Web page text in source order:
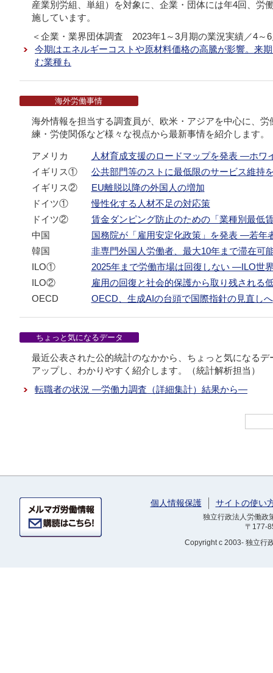
産業別労組、単組）を対象に、企業・団体には年4回、労
施しています。
＜企業・業界団体調査 2023年1～3月期の業況実績／4～
今期はエネルギーコストや原材料価格の高騰が影響。来
む業種も
海外労働事情
海外情報を担当する調査員が、欧米・アジアを中心に、
練・労使関係など様々な視点から最新事情を紹介します。
アメリカ
人材育成支援のロードマップを発表 ―ホワ
イギリス①
公共部門等のストに最低限のサービス維持
イギリス②
EU離脱以降の外国人の増加
ドイツ①
慢性化する人材不足の対応策
ドイツ②
賃金ダンピング防止のための「業種別最低
中国
国務院が「雇用安定化政策」を発表 ―若年
韓国
非専門外国人労働者、最大10年まで滞在可
ILO①
2025年まで労働市場は回復しない ―ILO世
ILO②
雇用の回復と社会的保護から取り残される
OECD
OECD、生成AIの台頭で国際指針の見直しへ
ちょっと気になるデータ
最近公表された公的統計のなかから、ちょっと気になる
アップし、わかりやすく紹介します。（統計解析担当）
転職者の状況 ―労働力調査（詳細集計）結果から―
個人情報保護 サイトの使い
独立行政法人労働
〒177-
Copyright c 2003- 独立行